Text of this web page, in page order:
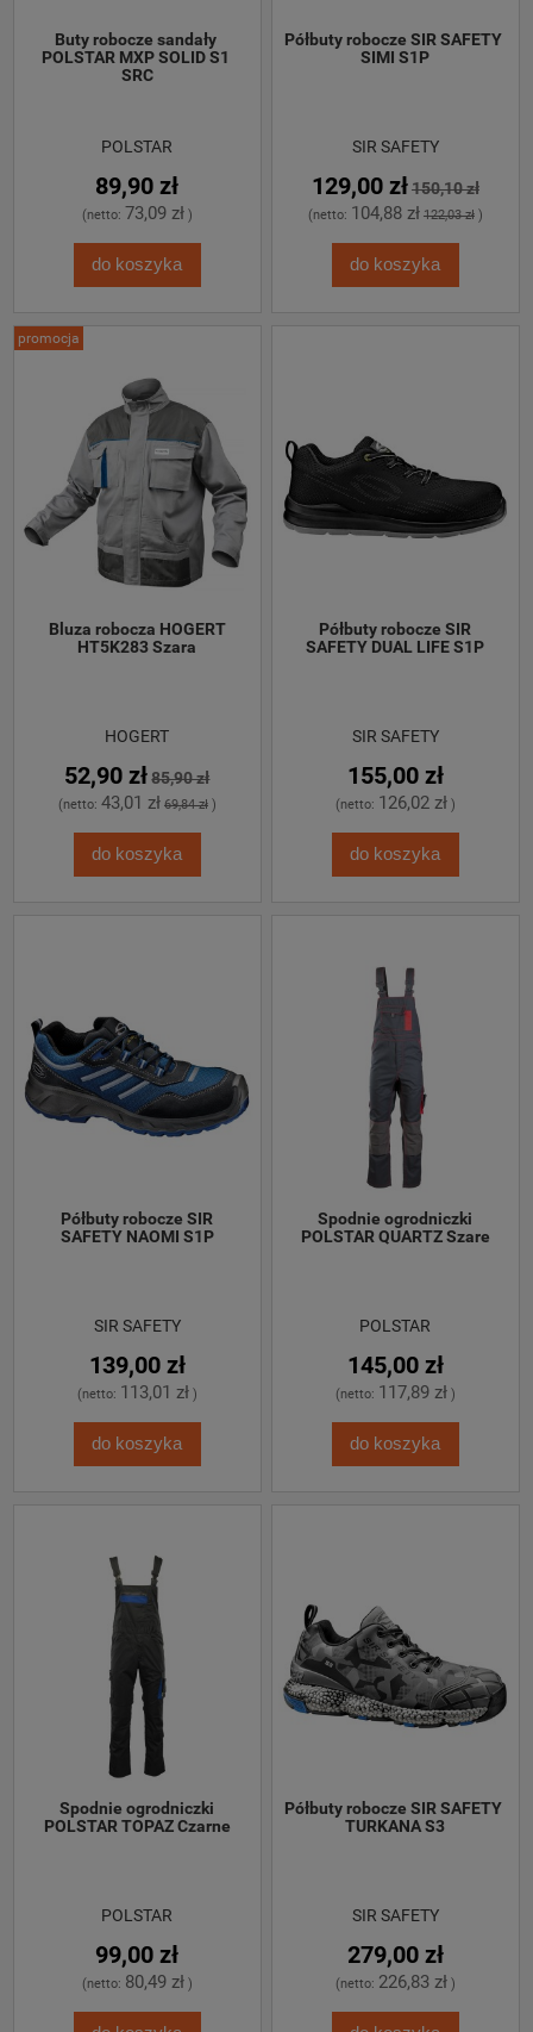
Buty robocze sandały
POLSTAR MXP SOLID S1
SRC
POLSTAR
89,90 zł
(netto: 73,09 zł)
do koszyka
Półbuty robocze SIR SAFETY
SIMI S1P
SIR SAFETY
129,00 zł150,10 zł
(netto: 104,88 zł 122,03 zł)
do koszyka
HT5K283 Szara
HOGERT
52,90 zł 85,90 zł
(netto: 43,01 zł 69,84 zł)
do koszyka
promocja
SAFETY DUAL LIFE S1P
SIR SAFETY
155,00 zł
(netto: 126,02 zł)
do koszyka
SAFETY NAOMI S1P
SIR SAFETY
139,00 zł
(netto: 113,01 zł)
do koszyka
Spodnie ogrodniczki
POLSTAR QUARTZ Szare
POLSTAR
145,00 zł
(netto: 117,89 zł)
do koszyka
Spodnie ogrodniczki
POLSTAR TOPAZ Czarne
POLSTAR
99,00 zł
(netto: 80,49 zł)
Półbuty robocze SIR SAFETY
TURKANA S3
SIR SAFETY
279,00 zł
(netto: 226,83 zł)